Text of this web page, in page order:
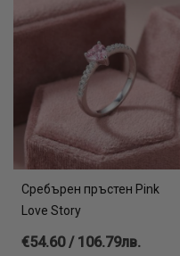
Сребърен пръстен Pink
Love Story
€54.60 / 106.79лв.